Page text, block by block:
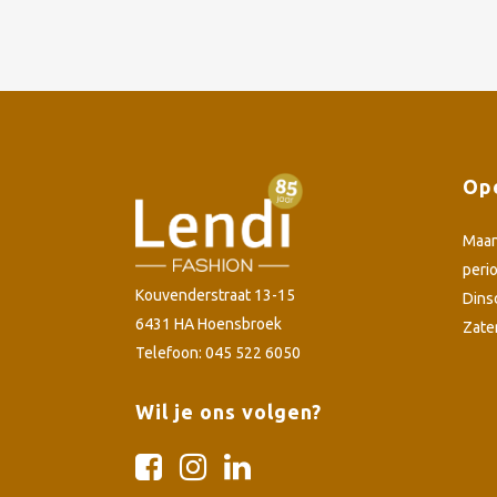
Kouvenderstraat 13-15
6431 HA Hoensbroek
Telefoon: 045 522 6050
Wil je ons volgen?